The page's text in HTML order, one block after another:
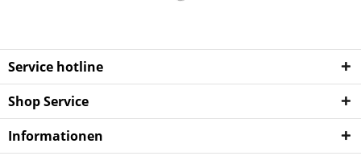
Service hotline
Shop Service
Informationen